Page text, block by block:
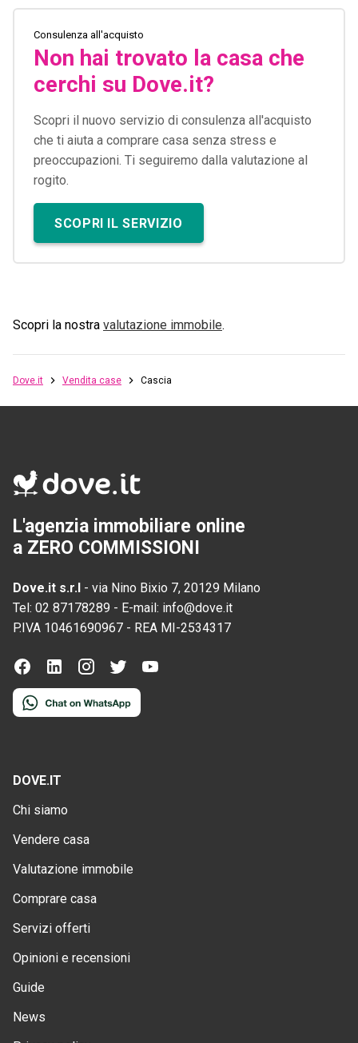
Consulenza all'acquisto
Non hai trovato la casa che
cerchi su Dove.it?
Scopri il nuovo servizio di consulenza all'acquisto
che ti aiuta a comprare casa senza stress e
preoccupazioni. Ti seguiremo dalla valutazione al
rogito.
SCOPRI IL SERVIZIO
Scopri la nostra valutazione immobile.
Dove.it Vendita case Cascia
L'agenzia immobiliare online
a ZERO COMMISSIONI
Dove.it s.r.l - via Nino Bixio 7, 20129 Milano
Tel: 02 87178289 - E-mail: info@dove.it
P.IVA 10461690967 - REA MI-2534317
DOVE.IT
Chi siamo
Vendere casa
Valutazione immobile
Comprare casa
Servizi offerti
Opinioni e recensioni
Guide
News